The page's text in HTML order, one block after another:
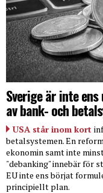
Sverige är inte
av bank- och
USA står inom kort
betalsystemen. En
ekonomin samt inte
"debanking" innebär för
EU inte ens börjat
principiellt plan.